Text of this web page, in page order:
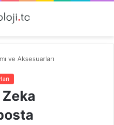
ve Aksesuarları
Zeka